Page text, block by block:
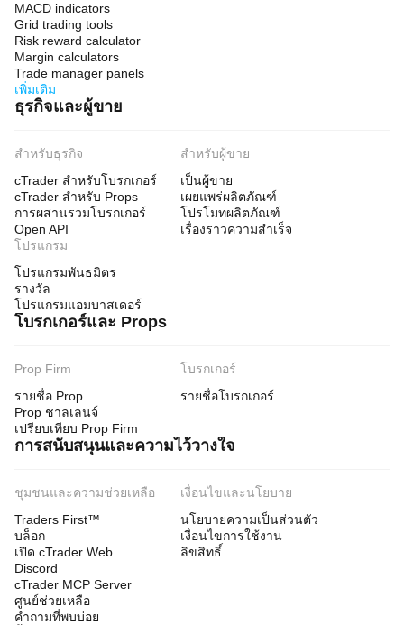
MACD indicators
Grid trading tools
Risk reward calculator
Margin calculators
Trade manager panels
เพิ่มเติม
ธุรกิจและผู้ขาย
สำหรับธุรกิจ
cTrader สำหรับโบรกเกอร์
cTrader สำหรับ Props
การผสานรวมโบรกเกอร์
Open API
สำหรับผู้ขาย
เป็นผู้ขาย
เผยแพร่ผลิตภัณฑ์
โปรโมทผลิตภัณฑ์
เรื่องราวความสำเร็จ
โปรแกรม
โปรแกรมพันธมิตร
รางวัล
โปรแกรมแอมบาสเดอร์
โบรกเกอร์และ Props
Prop Firm
รายชื่อ Prop
Prop ชาลเลนจ์
เปรียบเทียบ Prop Firm
โบรกเกอร์
รายชื่อโบรกเกอร์
การสนับสนุนและความไว้วางใจ
ชุมชนและความช่วยเหลือ
Traders First™
บล็อก
เปิด cTrader Web
Discord
cTrader MCP Server
ศูนย์ช่วยเหลือ
คำถามที่พบบ่อย
เงื่อนไขและนโยบาย
นโยบายความเป็นส่วนตัว
เงื่อนไขการใช้งาน
ลิขสิทธิ์